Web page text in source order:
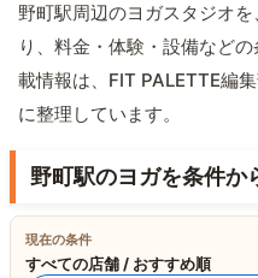
野町駅周辺のヨガスタジオ
り、料金・体験・設備など
載情報は、FIT PALETTE編
に整理しています。
野町駅のヨガを条件か
現在の条件
すべての店舗 / おすすめ順